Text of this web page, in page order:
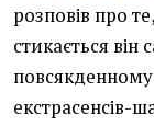
розповів про
стикається
повсякденному
екстрасенсів-